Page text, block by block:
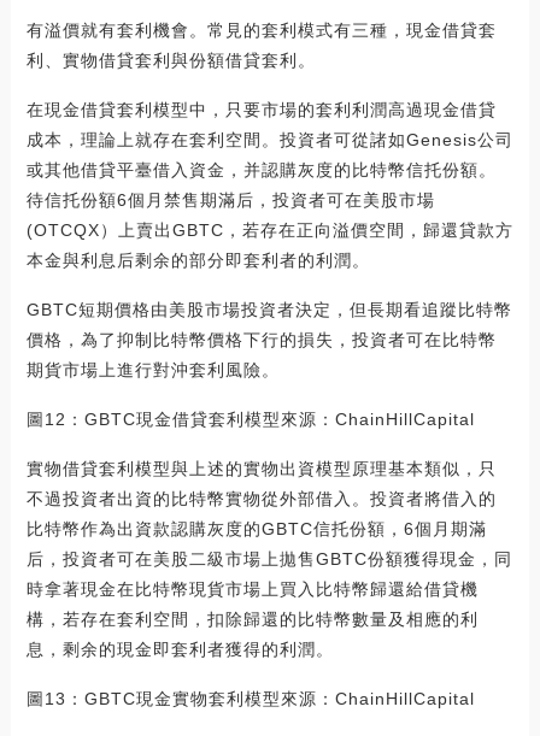
有溢價就有套利機會。常見的套利模式有三種，現金借貸套
利、實物借貸套利與份額借貸套利。
在現金借貸套利模型中，只要市場的套利利潤高過現金借貸
成本，理論上就存在套利空間。投資者可從諸如Genesis公司
或其他借貸平臺借入資金，并認購灰度的比特幣信托份額。
待信托份額6個月禁售期滿后，投資者可在美股市場
(OTCQX）上賣出GBTC，若存在正向溢價空間，歸還貸款方
本金與利息后剩余的部分即套利者的利潤。
GBTC短期價格由美股市場投資者決定，但長期看追蹤比特幣
價格，為了抑制比特幣價格下行的損失，投資者可在比特幣
期貨市場上進行對沖套利風險。
圖12：GBTC現金借貸套利模型來源：ChainHillCapital
實物借貸套利模型與上述的實物出資模型原理基本類似，只
不過投資者出資的比特幣實物從外部借入。投資者將借入的
比特幣作為出資款認購灰度的GBTC信托份額，6個月期滿
后，投資者可在美股二級市場上拋售GBTC份額獲得現金，同
時拿著現金在比特幣現貨市場上買入比特幣歸還給借貸機
構，若存在套利空間，扣除歸還的比特幣數量及相應的利
息，剩余的現金即套利者獲得的利潤。
圖13：GBTC現金實物套利模型來源：ChainHillCapital